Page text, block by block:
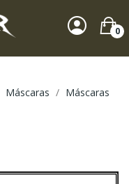
0
Máscaras
Máscaras